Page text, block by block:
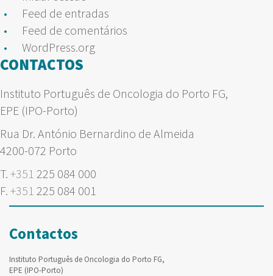
Feed de entradas
Feed de comentários
WordPress.org
CONTACTOS
Instituto Português de Oncologia do Porto FG,
EPE (IPO-Porto)
Rua Dr. António Bernardino de Almeida
4200-072 Porto
T. +351 225 084 000
F. +351 225 084 001
Contactos
Instituto Português de Oncologia do Porto FG,
EPE (IPO-Porto)